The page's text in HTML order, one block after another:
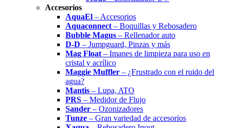
Accesorios
AquaEl – Accesorios
Aquaconnect – Boquillas y Rebosadero
Bubble Magus – Rellenador auto
D-D – Jumpguard, Pinzas y más
Mag Float – Imanes de limpieza para uso en
cristal y acrílico
Maggie Muffler – ¿Frustrado con el ruido del
agua?
Mantis – Lupa, ATO
PRS – Medidor de Flujo
Sander – Ozonizadores
Tunze – Gran variedad de accesorios